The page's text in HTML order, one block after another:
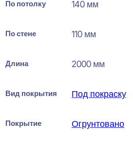
По потолку 140 мм
По стене 110 мм
Длина 2000 мм
Вид покрытия Под покраску
Покрытие Огрунтовано